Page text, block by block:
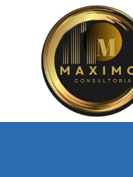
Conteúdo